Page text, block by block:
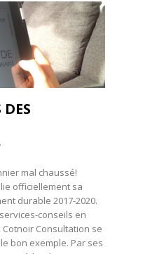
DES
mal chaussé!
officiellement sa
durable 2017-2020.
conseils en
Consultation se
bon exemple. Par ses